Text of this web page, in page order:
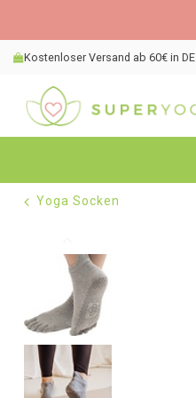
Kostenloser Versand ab 60€ in DE
Yoga Socken